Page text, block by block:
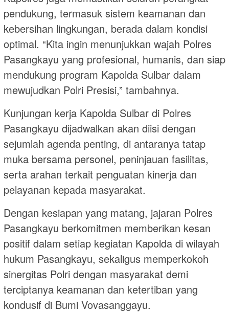
pendukung, termasuk sistem keamanan dan
kebersihan lingkungan, berada dalam kondisi
optimal. “Kita ingin menunjukkan wajah Polres
Pasangkayu yang profesional, humanis, dan siap
mendukung program Kapolda Sulbar dalam
mewujudkan Polri Presisi,” tambahnya.
Kunjungan kerja Kapolda Sulbar di Polres
Pasangkayu dijadwalkan akan diisi dengan
sejumlah agenda penting, di antaranya tatap
muka bersama personel, peninjauan fasilitas,
serta arahan terkait penguatan kinerja dan
pelayanan kepada masyarakat.
Dengan kesiapan yang matang, jajaran Polres
Pasangkayu berkomitmen memberikan kesan
positif dalam setiap kegiatan Kapolda di wilayah
hukum Pasangkayu, sekaligus memperkokoh
sinergitas Polri dengan masyarakat demi
terciptanya keamanan dan ketertiban yang
kondusif di Bumi Vovasanggayu.